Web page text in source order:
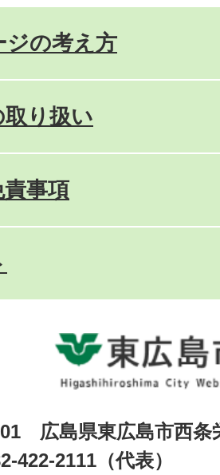
ジの考え方
り扱い
事項
広島県東広島市西
422-2111（代表）